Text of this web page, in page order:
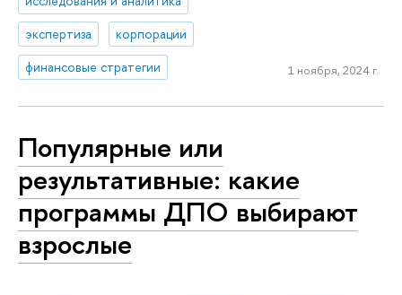
экспертиза
корпорации
финансовые стратегии
1 ноября, 2024 г.
Популярные или
результативные: какие
программы ДПО выбирают
взрослые